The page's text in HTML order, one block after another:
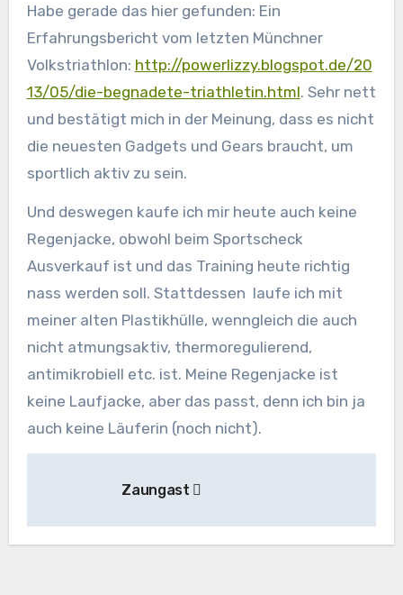
Habe gerade das hier gefunden: Ein
Erfahrungsbericht vom letzten Münchner
Volkstriathlon: http://powerlizzy.blogspot.de/20
13/05/die-begnadete-triathletin.html. Sehr nett
und bestätigt mich in der Meinung, dass es nicht
die neuesten Gadgets und Gears braucht, um
sportlich aktiv zu sein.
Und deswegen kaufe ich mir heute auch keine
Regenjacke, obwohl beim Sportscheck
Ausverkauf ist und das Training heute richtig
nass werden soll. Stattdessen laufe ich mit
meiner alten Plastikhülle, wenngleich die auch
nicht atmungsaktiv, thermoregulierend,
antimikrobiell etc. ist. Meine Regenjacke ist
keine Laufjacke, aber das passt, denn ich bin ja
auch keine Läuferin (noch nicht).
Zaungast